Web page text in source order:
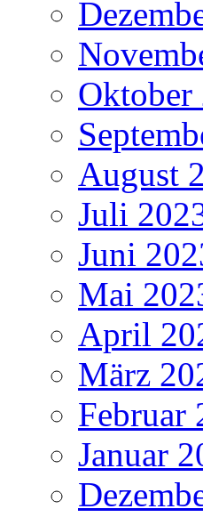
Oktober
August
Juli
Juni
Mai
April
März
Februar
Januar